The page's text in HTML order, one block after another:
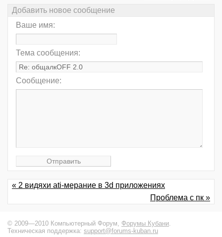
Добавить новое сообщение
Ваше имя:
Тема сообщения:
Сообщение:
« 2 видяхи ati-мерание в 3d приложениях
Проблема с пк »
© 2009—2010 Компьютерный Форум, Форумы Кубани.
Техническая поддержка: support@forums-kuban.ru